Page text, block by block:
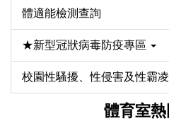
體適能檢測查詢
★新型冠狀病毒防疫專區
校園性騷擾、性侵害及性霸
體育室